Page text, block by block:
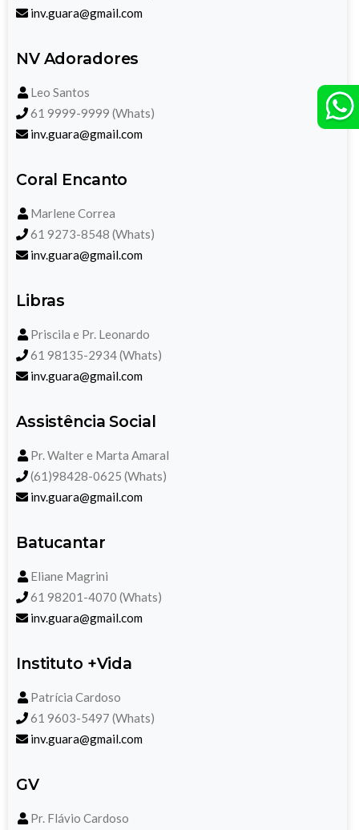
inv.guara@gmail.com
NV Adoradores
Leo Santos
61 9999-9999 (Whats)
inv.guara@gmail.com
Coral Encanto
Marlene Correa
61 9273-8548 (Whats)
inv.guara@gmail.com
Libras
Priscila e Pr. Leonardo
61 98135-2934 (Whats)
inv.guara@gmail.com
Assistência Social
Pr. Walter e Marta Amaral
(61)98428-0625 (Whats)
inv.guara@gmail.com
Batucantar
Eliane Magrini
61 98201-4070 (Whats)
inv.guara@gmail.com
Instituto +Vida
Patrícia Cardoso
61 9603-5497 (Whats)
inv.guara@gmail.com
GV
Pr. Flávio Cardoso